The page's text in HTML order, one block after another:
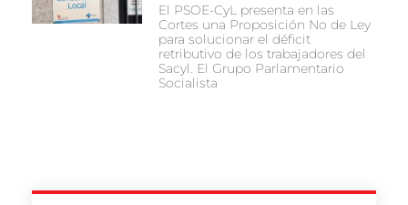
El PSOE-CyL presenta en las
Cortes una Proposición No de Ley
para solucionar el déficit
retributivo de los trabajadores del
Sacyl. El Grupo Parlamentario
Socialista